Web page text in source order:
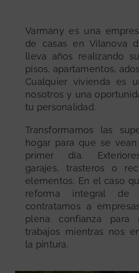
Varmany es una
de casas en Vilanova
lleva años realizando
pisos, apartamentos,
Cualquier vivienda es
nosotros y una
tu personalidad.
Transformamos las
hogar para que se
primer día.
garajes, trasteros o
elementos. En el caso
reforma integral de
contratamos a
plena confianza para
trabajos mientras nos
la pintura.